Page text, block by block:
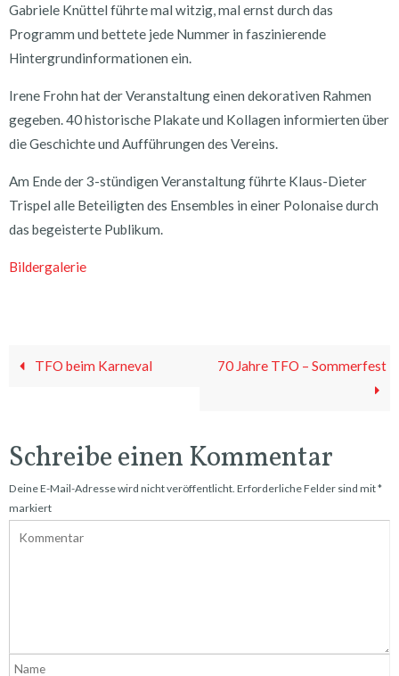
Gabriele Knüttel führte mal witzig, mal ernst durch das
Programm und bettete jede Nummer in faszinierende
Hintergrundinformationen ein.
Irene Frohn hat der Veranstaltung einen dekorativen Rahmen
gegeben. 40 historische Plakate und Kollagen informierten über
die Geschichte und Aufführungen des Vereins.
Am Ende der 3-stündigen Veranstaltung führte Klaus-Dieter
Trispel alle Beteiligten des Ensembles in einer Polonaise durch
das begeisterte Publikum.
Bildergalerie
TFO beim Karneval 70 Jahre TFO – Sommerfest
Schreibe einen Kommentar
Deine E-Mail-Adresse wird nicht veröffentlicht. Erforderliche Felder sind mit*
markiert